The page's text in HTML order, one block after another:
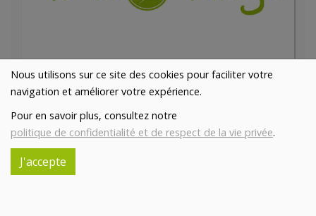
Nous utilisons sur ce site des cookies pour faciliter votre
navigation et améliorer votre expérience.
Pour en savoir plus, consultez notre
politique de confidentialité et de respect de la vie privée.
J'accepte
Jambon de Bourgogne en tranches
34.73€/kg
- 0.2 kg
6.95 €
Réception le
vendredi 14/08 (09:00)